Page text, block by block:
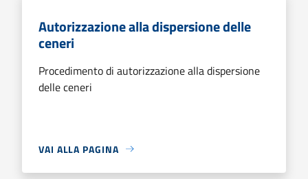
Autorizzazione alla dispersione delle
ceneri
Procedimento di autorizzazione alla dispersione
delle ceneri
VAI ALLA PAGINA